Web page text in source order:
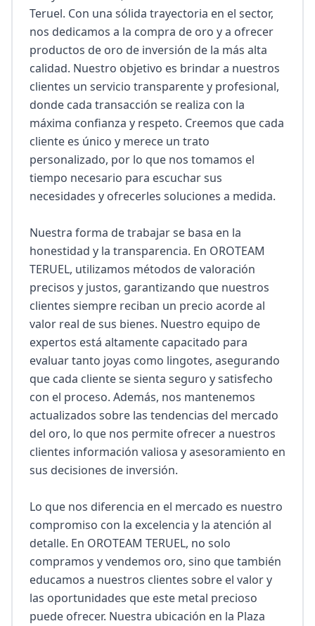
Teruel. Con una sólida trayectoria en el sector,
nos dedicamos a la compra de oro y a ofrecer
productos de oro de inversión de la más alta
calidad. Nuestro objetivo es brindar a nuestros
clientes un servicio transparente y profesional,
donde cada transacción se realiza con la
máxima confianza y respeto. Creemos que cada
cliente es único y merece un trato
personalizado, por lo que nos tomamos el
tiempo necesario para escuchar sus
necesidades y ofrecerles soluciones a medida.
Nuestra forma de trabajar se basa en la
honestidad y la transparencia. En OROTEAM
TERUEL, utilizamos métodos de valoración
precisos y justos, garantizando que nuestros
clientes siempre reciban un precio acorde al
valor real de sus bienes. Nuestro equipo de
expertos está altamente capacitado para
evaluar tanto joyas como lingotes, asegurando
que cada cliente se sienta seguro y satisfecho
con el proceso. Además, nos mantenemos
actualizados sobre las tendencias del mercado
del oro, lo que nos permite ofrecer a nuestros
clientes información valiosa y asesoramiento en
sus decisiones de inversión.
Lo que nos diferencia en el mercado es nuestro
compromiso con la excelencia y la atención al
detalle. En OROTEAM TERUEL, no solo
compramos y vendemos oro, sino que también
educamos a nuestros clientes sobre el valor y
las oportunidades que este metal precioso
puede ofrecer. Nuestra ubicación en la Plaza